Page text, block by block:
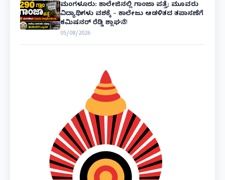
ಮಂಗಳೂರು: ಕಾಲೇಜಿನಲ್ಲಿ ಗಾಂಜಾ ಪತ್ತೆ; ಮೂವರು
ವಿದ್ಯಾರ್ಥಿಗಳು ವಶಕ್ಕೆ – ಕಾಲೇಜು ಆಡಳಿತದ ತಪಾಸಣೆಗೆ
ಕಮಿಷನರ್ ರೆಡ್ಡಿ ಶ್ಲಾಘನೆ!
05/08/2026